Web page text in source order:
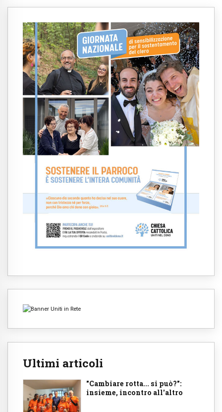
Ultimi articoli
"Cambiare rotta... si può?":
insieme, incontro all'altro